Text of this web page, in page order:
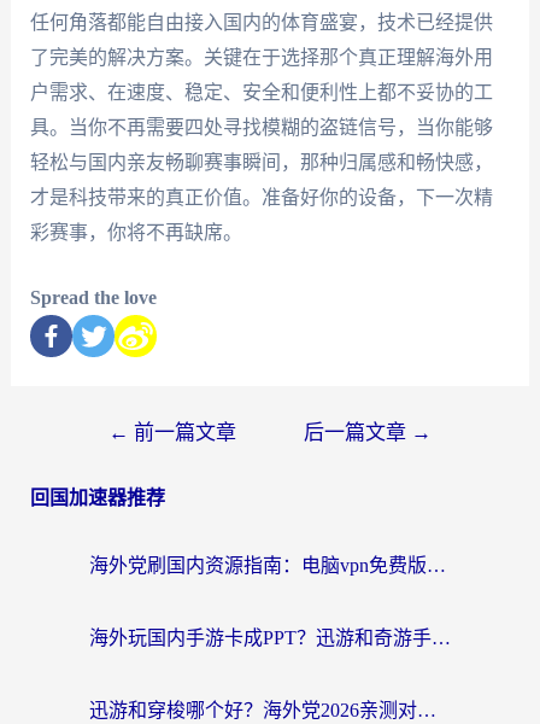
任何角落都能自由接入国内的体育盛宴，技术已经提供
了完美的解决方案。关键在于选择那个真正理解海外用
户需求、在速度、稳定、安全和便利性上都不妥协的工
具。当你不再需要四处寻找模糊的盗链信号，当你能够
轻松与国内亲友畅聊赛事瞬间，那种归属感和畅快感，
才是科技带来的真正价值。准备好你的设备，下一次精
彩赛事，你将不再缺席。
Spread the love
← 前一篇文章 后一篇文章 →
回国加速器推荐
海外党刷国内资源指南：电脑vpn免费版真的能用吗？选对加速器才是关键
海外玩国内手游卡成PPT？迅游和奇游手游哪个好？附真实VPN评测及番茄加速器体验
迅游和穿梭哪个好？海外党2026亲测对比+免费vs付费选择指南，附番茄加速器实测体验